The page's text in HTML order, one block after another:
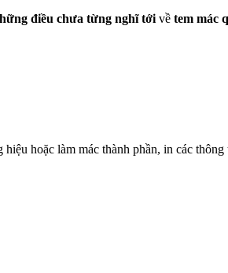
điều chưa từng nghĩ tớivềtem mác
hoặc làm mác thành phần, in các